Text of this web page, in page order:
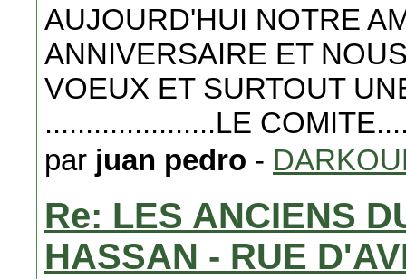
AUJOURD'HUI NOTRE
ANNIVERSAIRE ET
VOEUX ET SURTOUT
.....................LE
par juan pedro -
Re: LES ANCIENS
HASSAN - RUE